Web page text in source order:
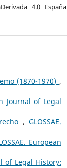
4.0 España
(1870-1970) ,
Journal of Legal
,GLOSSAE.
European
of Legal History: